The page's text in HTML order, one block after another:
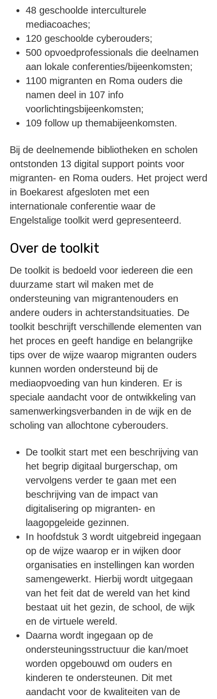
48 geschoolde interculturele
mediacoaches;
120 geschoolde cyberouders;
500 opvoedprofessionals die deelnamen
aan lokale conferenties/bijeenkomsten;
1100 migranten en Roma ouders die
namen deel in 107 info
voorlichtingsbijeenkomsten;
109 follow up themabijeenkomsten.
Bij de deelnemende bibliotheken en scholen
ontstonden 13 digital support points voor
migranten- en Roma ouders. Het project werd
in Boekarest afgesloten met een
internationale conferentie waar de
Engelstalige toolkit werd gepresenteerd.
Over de toolkit
De toolkit is bedoeld voor iedereen die een
duurzame start wil maken met de
ondersteuning van migrantenouders en
andere ouders in achterstandsituaties. De
toolkit beschrijft verschillende elementen van
het proces en geeft handige en belangrijke
tips over de wijze waarop migranten ouders
kunnen worden ondersteund bij de
mediaopvoeding van hun kinderen. Er is
speciale aandacht voor de ontwikkeling van
samenwerkingsverbanden in de wijk en de
scholing van allochtone cyberouders.
De toolkit start met een beschrijving van
het begrip digitaal burgerschap, om
vervolgens verder te gaan met een
beschrijving van de impact van
digitalisering op migranten- en
laagopgeleide gezinnen.
In hoofdstuk 3 wordt uitgebreid ingegaan
op de wijze waarop er in wijken door
organisaties en instellingen kan worden
samengewerkt. Hierbij wordt uitgegaan
van het feit dat de wereld van het kind
bestaat uit het gezin, de school, de wijk
en de virtuele wereld.
Daarna wordt ingegaan op de
ondersteuningsstructuur die kan/moet
worden opgebouwd om ouders en
kinderen te ondersteunen. Dit met
aandacht voor de kwaliteiten van de